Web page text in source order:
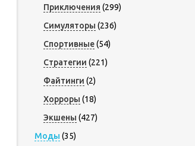
Приключения (299)
Симуляторы (236)
Спортивные(54)
Стратегии (221)
Файтинги (2)
Хорроры (18)
Экшены (427)
Моды (35)